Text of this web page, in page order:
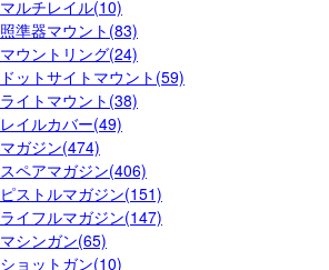
マルチレイル(10)
照準器マウント(83)
マウントリング(24)
ドットサイトマウント(59)
ライトマウント(38)
レイルカバー(49)
マガジン(474)
スペアマガジン(406)
ピストルマガジン(151)
ライフルマガジン(147)
マシンガン(65)
ショットガン(10)